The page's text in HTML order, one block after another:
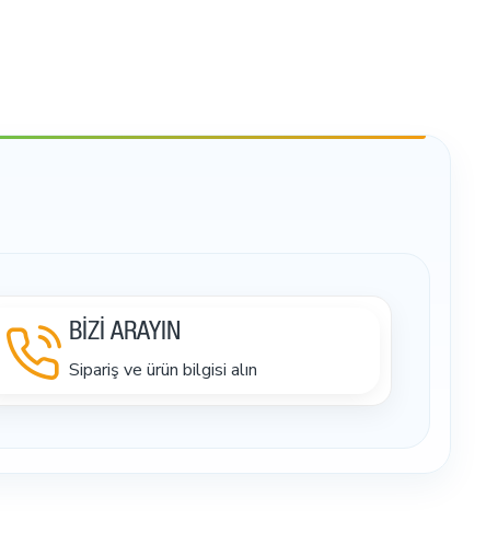
BİZİ ARAYIN
Sipariş ve ürün bilgisi alın